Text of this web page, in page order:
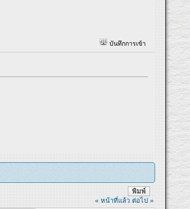
บันทึกการเข้า
พิมพ์
« หน้าที่แล้ว ต่อไป »